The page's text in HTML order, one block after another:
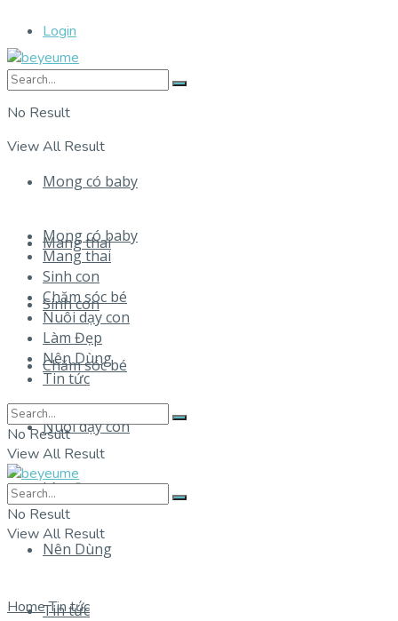
Login
No Result
View All Result
Mong có baby
Mang thai
Sinh con
Chăm sóc bé
Nuôi dạy con
Làm Đẹp
Nên Dùng
Tin tức
Mong có baby
Mang thai
Sinh con
Chăm sóc bé
Nuôi dạy con
Làm Đẹp
Nên Dùng
Tin tức
No Result
View All Result
No Result
View All Result
HomeTin tức